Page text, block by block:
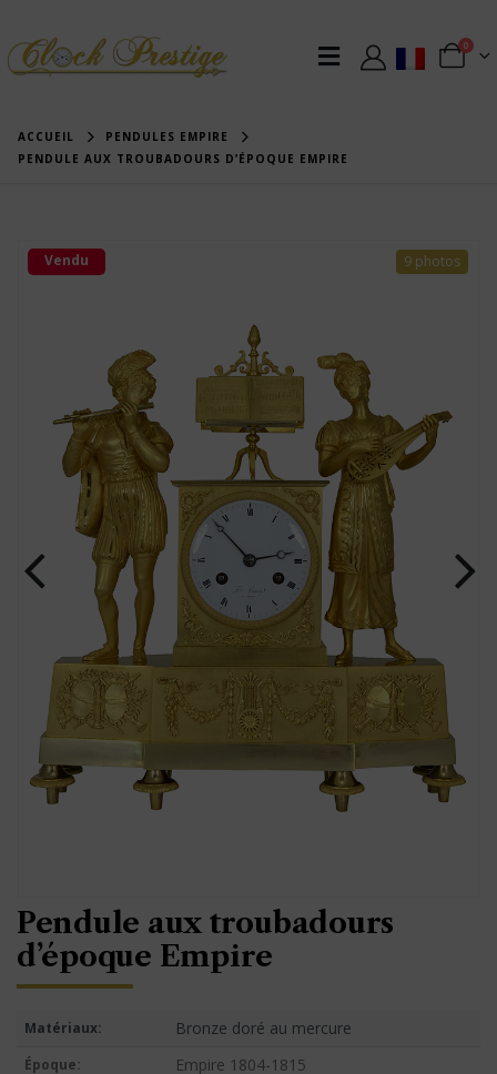
0
ACCUEIL
PENDULES EMPIRE
PENDULE AUX TROUBADOURS D’ÉPOQUE EMPIRE
9 photos
Vendu
Pendule aux troubadours
d’époque Empire
Matériaux: Bronze doré au mercure
Époque: Empire 1804-1815